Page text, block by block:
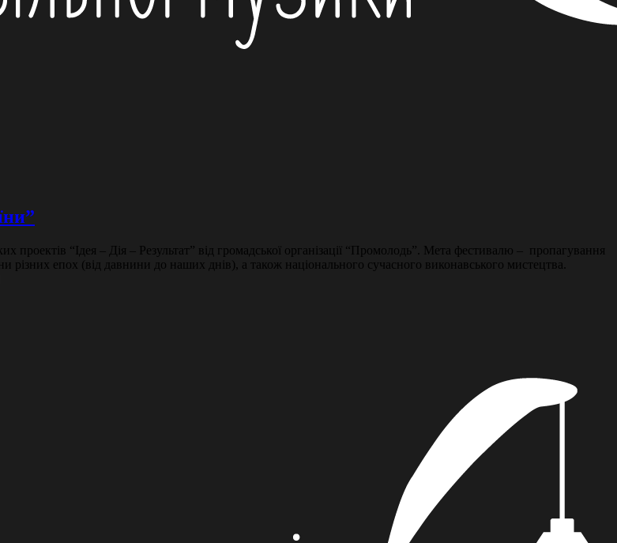
проектів “Ідея – Дія – Результат” від громадської організації “Промолодь”. Мета фестивалю – пропагування
різних епох (від давнини до наших днів), а також національного сучасного виконавського мистецтва.